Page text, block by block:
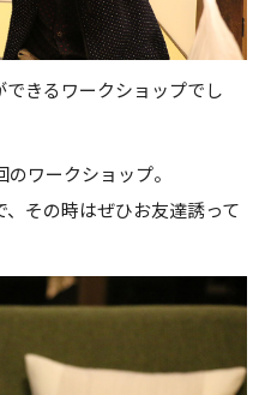
できるワークショップでし
ワークショップ。
その時はぜひお友達誘って